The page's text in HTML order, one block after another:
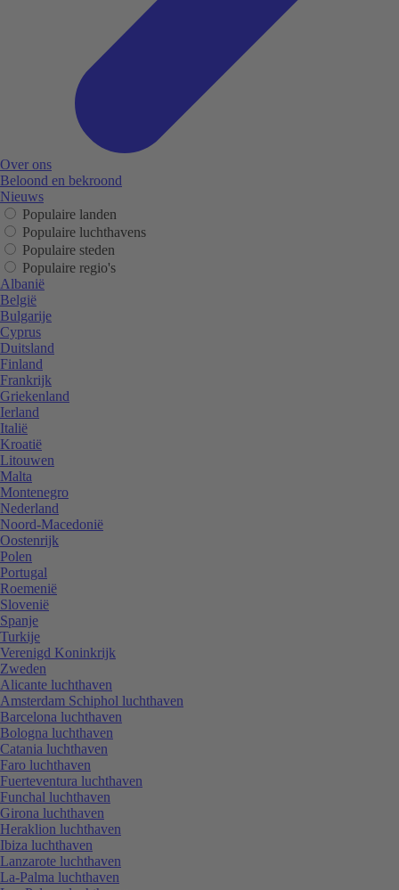
Over ons
Beloond en bekroond
Nieuws
Populaire landen
Populaire luchthavens
Populaire steden
Populaire regio's
Albanië
België
Bulgarije
Cyprus
Duitsland
Finland
Frankrijk
Griekenland
Ierland
Italië
Kroatië
Litouwen
Malta
Montenegro
Nederland
Noord-Macedonië
Oostenrijk
Polen
Portugal
Roemenië
Slovenië
Spanje
Turkije
Verenigd Koninkrijk
Zweden
Alicante luchthaven
Amsterdam Schiphol luchthaven
Barcelona luchthaven
Bologna luchthaven
Catania luchthaven
Faro luchthaven
Fuerteventura luchthaven
Funchal luchthaven
Girona luchthaven
Heraklion luchthaven
Ibiza luchthaven
Lanzarote luchthaven
La-Palma luchthaven